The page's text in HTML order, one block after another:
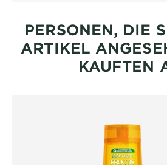
PERSONEN, DIE
ARTIKEL
KAUFTEN